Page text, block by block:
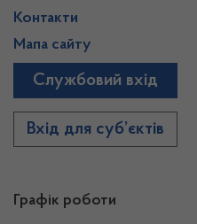
Графік роботи
Контакти
Мапа сайту
Службовий вхід
Вхід для суб’єктів